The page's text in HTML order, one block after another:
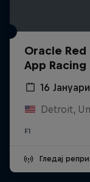
Oracle Red
App Racing
16
Detroit,
F1
Гледај